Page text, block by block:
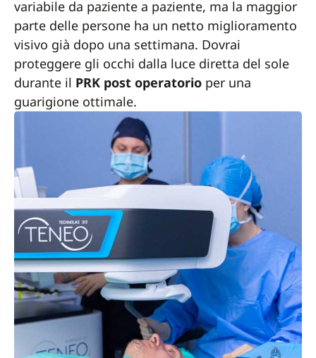
variabile da paziente a paziente, ma la maggior
parte delle persone ha un netto miglioramento
visivo già dopo una settimana. Dovrai
proteggere gli occhi dalla luce diretta del sole
durante il PRK post operatorio per una
guarigione ottimale.